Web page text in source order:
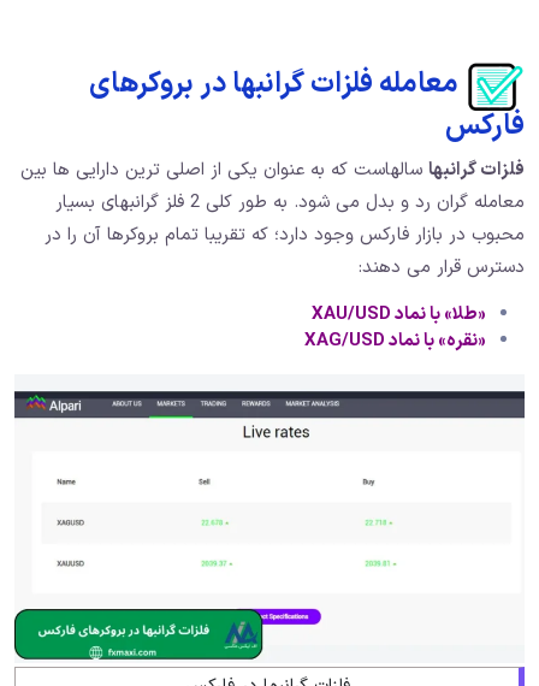
معامله فلزات گرانبها در بروکرهای
فارکس
فلزات گرانبها سالهاست که به عنوان یکی از اصلی ترین دارایی ها بین
معامله گران رد و بدل می شود. به طور کلی 2 فلز گرانبهای بسیار
محبوب در بازار فارکس وجود دارد؛ که تقریبا تمام بروکرها آن را در
دسترس قرار می دهند:
«طلا» با نماد XAU/USD
«نقره» با نماد XAG/USD